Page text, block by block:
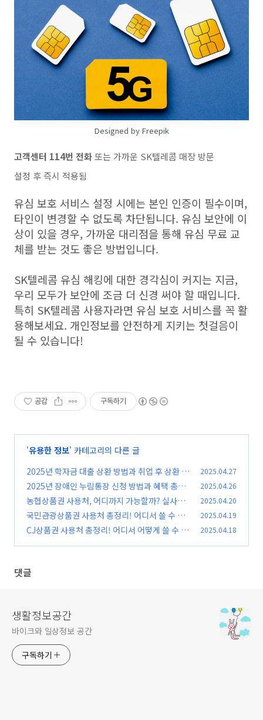
Designed by Freepik
고객센터 114번 전화또는 가까운 SK텔레콤 매장 방문
설정 후 즉시 적용됨
유심 보호 서비스 설정 시에는 본인 인증이 필수이며,
타인이 변경할 수 없도록 차단됩니다. 유심 보안에 이
상이 있을 경우, 가까운 대리점을 통해 유심 무료 교
체를 받는 것도 좋은 방법입니다.
SK텔레콤 유심 해킹에 대한 경각심이 커지는 지금,
우리 모두가 보안에 조금 더 신경 써야 할 때입니다.
특히 SK텔레콤 사용자라면 유심 보호 서비스를 꼭 활
용해보세요. 개인정보를 안전하게 지키는 첫걸음이
될 수 있습니다!
공감 구독하기
'유용한 정보' 카테고리의 다른 글
2025년 학자금 대출 상환 방법과 취업 후 상환 조
건 총정리
(0)
2025.04.27
2025년 장애인 누림통장 신청 방법과 혜택 총정
리
(0)
2025.04.26
농협상품권 사용처, 어디까지 가능할까? 실사용
후기와 꿀팁 정리!
(0)
2025.04.20
국민관광상품권 사용처 총정리! 어디서 쓸 수 있
을까요? (0)
2025.04.19
CJ상품권 사용처 총정리! 어디서 어떻게 쓸 수 있
2025.04.18
댓글
생활정보공간
바이크와 일상정보 공간
구독하기